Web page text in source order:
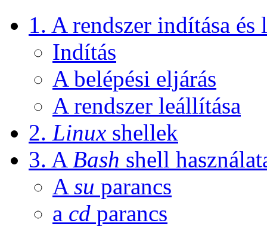
1. A rendszer indítása és
Indítás
A belépési eljárás
A rendszer leállítása
2. Linux shellek
3. A Bash shell
A su parancs
a cd parancs